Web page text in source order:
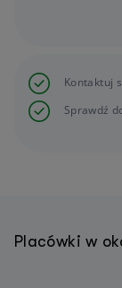
Kontaktuj
Sprawdź
Placówki w